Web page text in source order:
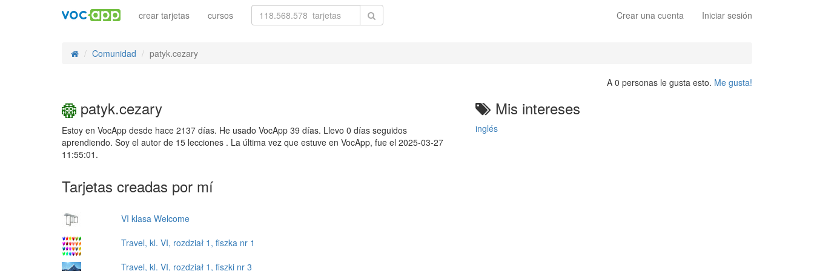
Crear una cuenta Iniciar sesión
crear tarjetas cursos
Comunidad patyk.cezary
A 0 personas le gusta esto. Me gusta!
patyk.cezary
Estoy en VocApp desde hace 2137 días. He usado VocApp 39 días. Llevo 0 días seguidos
aprendiendo. Soy el autor de 15 lecciones . La última vez que estuve en VocApp, fue el 2025-03-27
11:55:01.
Mis intereses
inglés
Tarjetas creadas por mí
VI klasa Welcome
Travel, kl. VI, rozdział 1, fiszka nr 1
Travel, kl. VI, rozdział 1, fiszki nr 3